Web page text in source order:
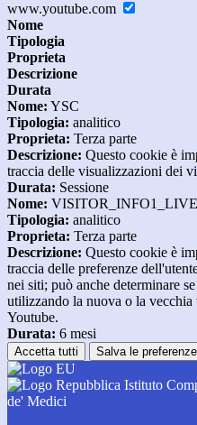
www.youtube.com
Nome
Tipologia
Proprieta
Descrizione
Durata
Nome: YSC
Tipologia: analitico
Proprieta: Terza parte
Descrizione: Questo cookie è
traccia delle visualizzazioni dei
Durata: Sessione
Nome: VISITOR_INFO1_LIVE
Tipologia: analitico
Proprieta: Terza parte
Descrizione: Questo cookie è
traccia delle preferenze
nei siti; può anche determinare
utilizzando la nuova o la
Youtube.
Durata: 6 mesi
Accetta tutti Salva le preferenze
Istituto
de' Medici